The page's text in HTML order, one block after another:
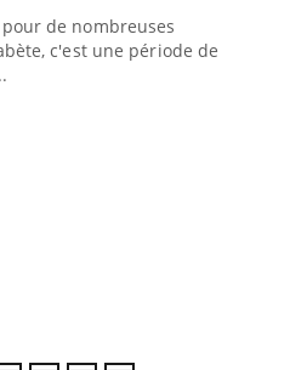
de nombreuses
c'est une période de